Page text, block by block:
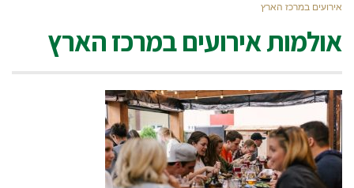
אירועים במרכז הארץ
אולמות אירועים במרכז הארץ